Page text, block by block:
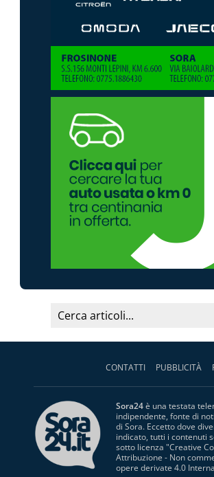
CONTATTI PUBBLICITÀ
Sora24è una testata
indipendente, fonte di
di Sora. Eccetto dove
indicato, tutti i contenuti
sotto licenza "Creative
Attribuzione - Non
opere derivate 4.0